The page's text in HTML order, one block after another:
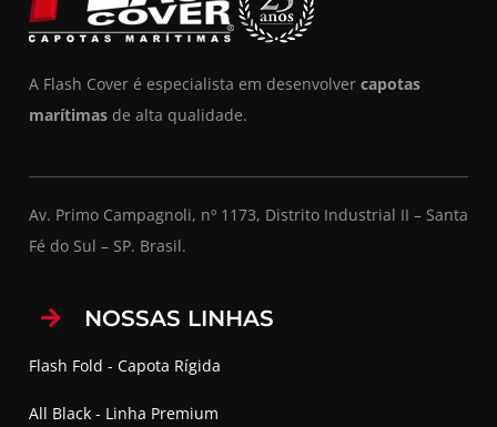
A Flash Cover é especialista em desenvolver capotas
marítimas de alta qualidade.
Av. Primo Campagnoli, nº 1173, Distrito Industrial II – Santa
Fé do Sul – SP. Brasil.
NOSSAS LINHAS
Flash Fold - Capota Rígida
All Black - Linha Premium